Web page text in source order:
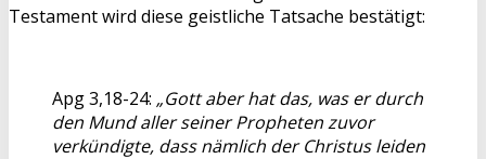
Testament wird diese geistliche Tatsache bestätigt:
Apg 3,18-24: „Gott aber hat das, was er durch
den Mund aller seiner Propheten zuvor
verkündigte, dass nämlich der Christus leiden